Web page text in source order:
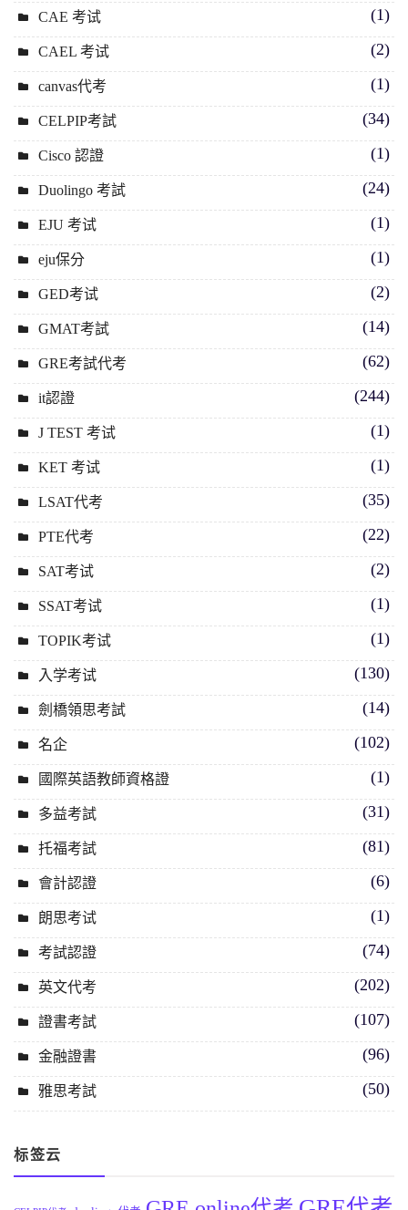
CAE 考试 (1)
CAEL 考试 (2)
canvas代考 (1)
CELPIP考試 (34)
Cisco 認證 (1)
Duolingo 考試 (24)
EJU 考试 (1)
eju保分 (1)
GED考试 (2)
GMAT考試 (14)
GRE考試代考 (62)
it認證 (244)
J TEST 考试 (1)
KET 考试 (1)
LSAT代考 (35)
PTE代考 (22)
SAT考试 (2)
SSAT考试 (1)
TOPIK考试 (1)
入学考试 (130)
劍橋領思考試 (14)
名企 (102)
國際英語教師資格證 (1)
多益考試 (31)
托福考試 (81)
會計認證 (6)
朗思考试 (1)
考試認證 (74)
英文代考 (202)
證書考試 (107)
金融證書 (96)
雅思考試 (50)
标签云